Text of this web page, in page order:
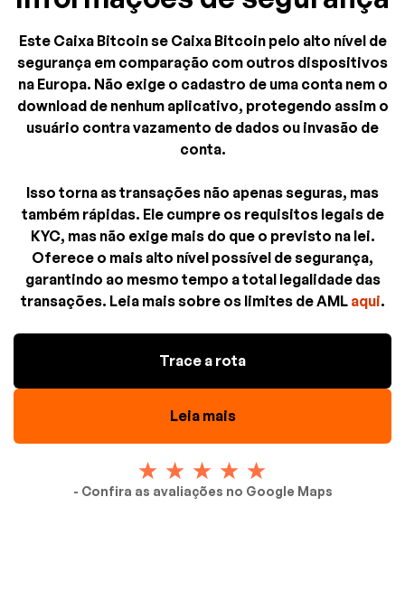
Este Caixa Bitcoin se Caixa Bitcoin pelo alto nível de
segurança em comparação com outros dispositivos
na Europa. Não exige o cadastro de uma conta nem o
download de nenhum aplicativo, protegendo assim o
usuário contra vazamento de dados ou invasão de
conta.
Isso torna as transações não apenas seguras, mas
também rápidas. Ele cumpre os requisitos legais de
KYC, mas não exige mais do que o previsto na lei.
Oferece o mais alto nível possível de segurança,
garantindo ao mesmo tempo a total legalidade das
transações. Leia mais sobre os limites de AML aqui.
Trace a rota
Leia mais
- Confira as avaliações no Google Maps